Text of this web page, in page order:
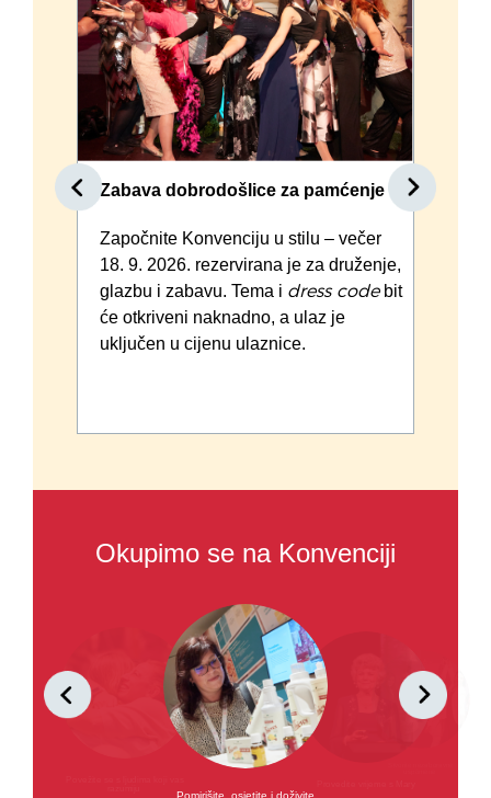
Zabava dobrodošlice za pamćenje
Započnite Konvenciju u stilu – večer
18. 9. 2026. rezervirana je za druženje,
glazbu i zabavu. Tema i dress codebit
će otkriveni naknadno, a ulaz je
uključen u cijenu ulaznice.
Okupimo se na Konvenciji
Pomirišite, osjetite i doživite